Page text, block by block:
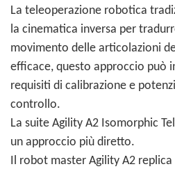
La teleoperazione robotica
la cinematica inversa per
movimento delle articolazioni
efficace, questo approccio può
requisiti di calibrazione e
controllo.
La suite Agility A2 Isomorphic
un approccio più diretto.
Il robot master Agility A2